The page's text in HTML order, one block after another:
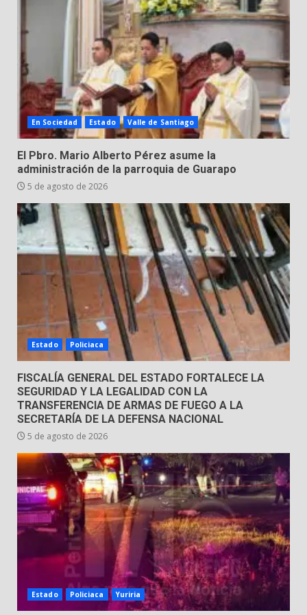
Hombre pierde la vida en
tabiquera
31 de julio de 2026
Emboscada a policías en Yuriria
31 de julio de 2026
En Sociedad Estado Valle de Santiago
El Pbro. Mario Alberto Pérez asume la
administración de la parroquia de Guarapo
5 de agosto de 2026
Estado Policiaca
FISCALÍA GENERAL DEL ESTADO FORTALECE LA
SEGURIDAD Y LA LEGALIDAD CON LA
TRANSFERENCIA DE ARMAS DE FUEGO A LA
SECRETARÍA DE LA DEFENSA NACIONAL
5 de agosto de 2026
Estado Policiaca Yuriria